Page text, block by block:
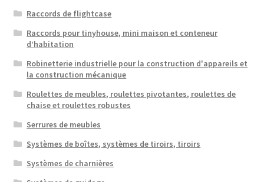
Raccords de flightcase
Raccords pour tinyhouse, mini maison et conteneur
d’habitation
Robinetterie industrielle pour la construction d'appareils et
la construction mécanique
Roulettes de meubles, roulettes pivotantes, roulettes de
chaise et roulettes robustes
Serrures de meubles
Systèmes de boîtes, systèmes de tiroirs, tiroirs
Systèmes de charnières